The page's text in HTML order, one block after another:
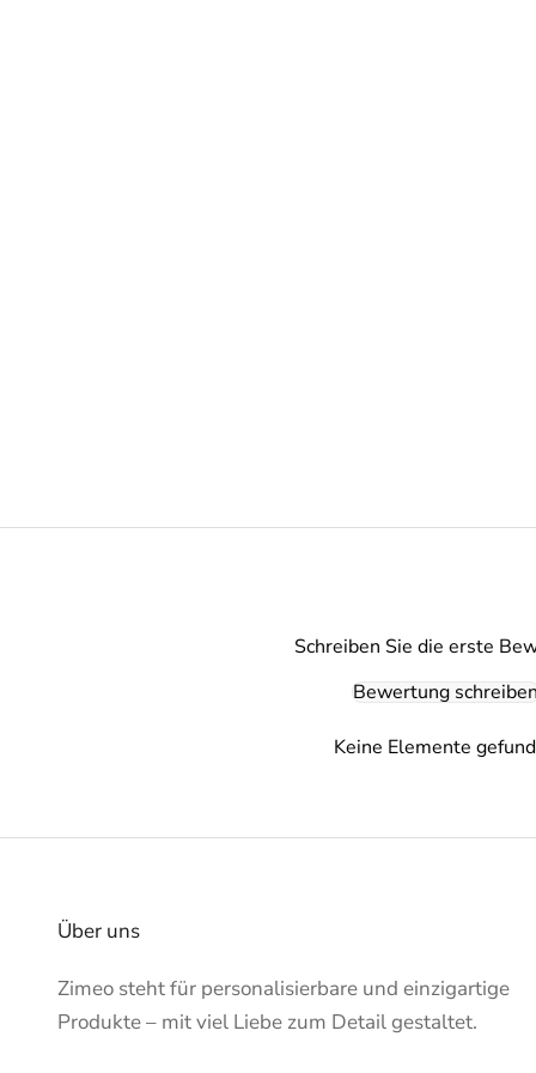
Schreiben Sie die erste
Bewertung schreiben
Keine Elemente
Über uns
Zimeo steht für personalisierbare und einzigartige
Produkte – mit viel Liebe zum Detail gestaltet.